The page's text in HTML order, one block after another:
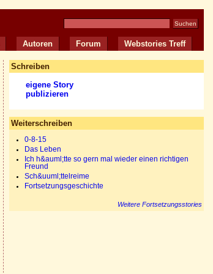
Autoren Forum Webstories Treff
Schreiben
eigene Story
publizieren
Weiterschreiben
0-8-15
Das Leben
Ich h&auml;tte so gern mal wieder einen richtigen
Freund
Sch&uuml;ttelreime
Fortsetzungsgeschichte
Weitere Fortsetzungsstories